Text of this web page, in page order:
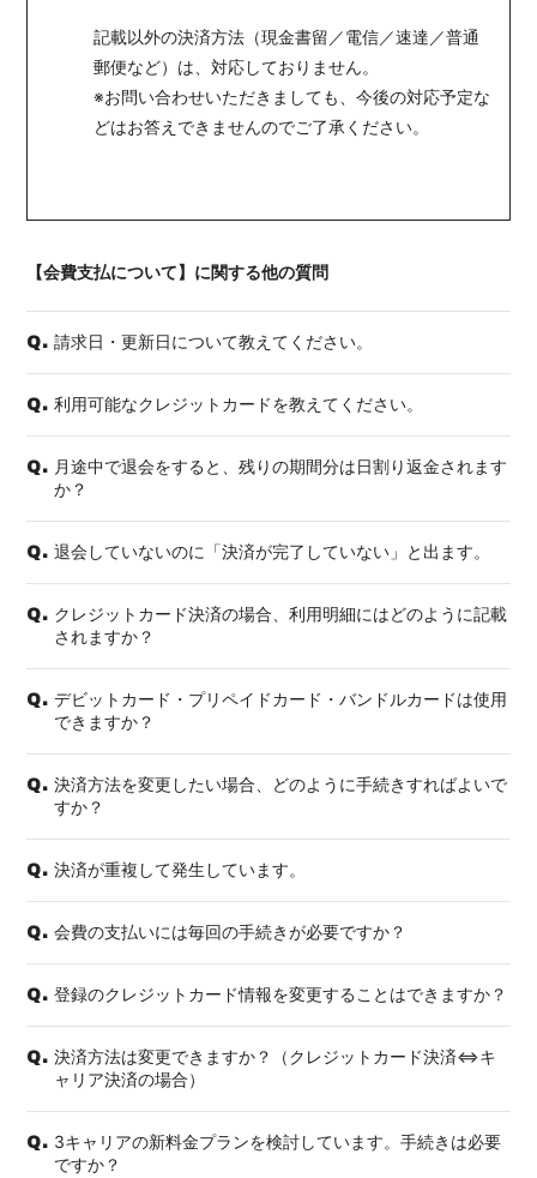
記載以外の決済方法（現金書留／電信／速達／普通
郵便など）は、対応しておりません。
※お問い合わせいただきましても、今後の対応予定な
どはお答えできませんのでご了承ください。
【会費支払について】に関する他の質問
Q. 請求日・更新日について教えてください。
Q. 利用可能なクレジットカードを教えてください。
Q. 月途中で退会をすると、残りの期間分は日割り返金されます
か？
Q. 退会していないのに「決済が完了していない」と出ます。
Q. クレジットカード決済の場合、利用明細にはどのように記載
されますか？
Q. デビットカード・プリペイドカード・バンドルカードは使用
できますか？
Q. 決済方法を変更したい場合、どのように手続きすればよいで
すか？
Q. 決済が重複して発生しています。
Q. 会費の支払いには毎回の手続きが必要ですか？
Q. 登録のクレジットカード情報を変更することはできますか？
Q. 決済方法は変更できますか？（クレジットカード決済⇔キ
ャリア決済の場合）
Q. 3キャリアの新料金プランを検討しています。手続きは必要
ですか？